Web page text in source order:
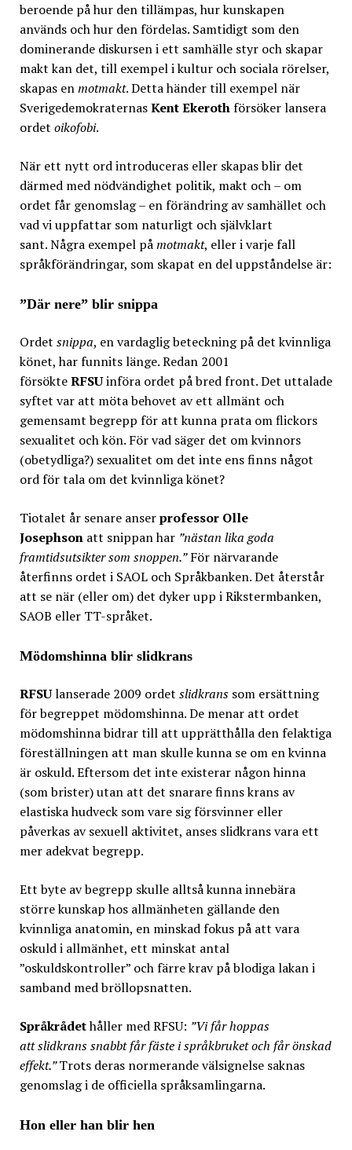
beroende på hur den tillämpas, hur kunskapen
används och hur den fördelas. Samtidigt som den
dominerande diskursen i ett samhälle styr och skapar
makt kan det, till exempel i kultur och sociala rörelser,
skapas enmotmakt. Detta händer till exempel när
SverigedemokraternasKent Ekerothförsöker lansera
ordet oikofobi.
När ett nytt ord introduceras eller skapas blir det
därmed med nödvändighet politik, makt och – om
ordet får genomslag – en förändring av samhället och
vad vi uppfattar som naturligt och självklart
sant. Några exempel påmotmakt, eller i varje fall
språkförändringar, som skapat en del uppståndelse är:
”Där nere” blir snippa
Ordet snippa, en vardaglig beteckning på det kvinnliga
könet, har funnits länge. Redan 2001
försökteRFSUinföra ordet på bred front. Det uttalade
syftet var att möta behovet av ett allmänt och
gemensamt begrepp för att kunna prata om flickors
sexualitet och kön. För vad säger det om kvinnors
(obetydliga?) sexualitet om det inte ens finns något
ord för tala om det kvinnliga könet?
Tiotalet år senare anserprofessor Olle
Josephsonatt snippan har ”nästan lika goda
framtidsutsikter som snoppen.”För närvarande
återfinns ordet i SAOL och Språkbanken. Det återstår
att se när (eller om) det dyker upp i Rikstermbanken,
SAOB eller TT-språket.
Mödomshinna blir slidkrans
RFSUlanserade 2009 ordet slidkranssom ersättning
för begreppet mödomshinna. De menar att ordet
mödomshinna bidrar till att upprätthålla den felaktiga
föreställningen att man skulle kunna se om en kvinna
är oskuld. Eftersom det inte existerar någon hinna
(som brister) utan att det snarare finns krans av
elastiska hudveck som vare sig försvinner eller
påverkas av sexuell aktivitet, anses slidkrans vara ett
mer adekvat begrepp.
Ett byte av begrepp skulle alltså kunna innebära
större kunskap hos allmänheten gällande den
kvinnliga anatomin, en minskad fokus på att vara
oskuld i allmänhet, ett minskat antal
”oskuldskontroller” och färre krav på blodiga lakan i
samband med bröllopsnatten.
Språkrådethåller med RFSU: ”Vi får hoppas
attslidkranssnabbt får fäste i språkbruket och får önskad
effekt.”Trots deras normerande välsignelse saknas
genomslag i de officiella språksamlingarna.
Hon eller han blir hen